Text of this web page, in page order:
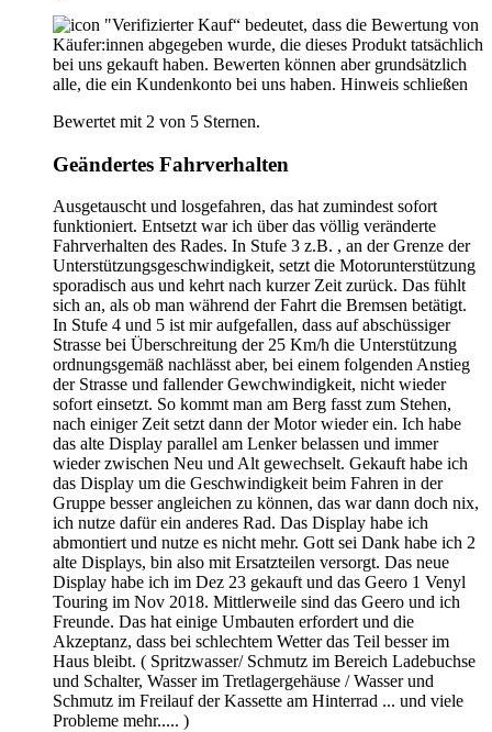
"Verifizierter Kauf“ bedeutet, dass die Bewertung von
Käufer:innen abgegeben wurde, die dieses Produkt tatsächlich
bei uns gekauft haben. Bewerten können aber grundsätzlich
alle, die ein Kundenkonto bei uns haben. Hinweis schließen
Bewertet mit 2 von 5 Sternen.
Geändertes Fahrverhalten
Ausgetauscht und losgefahren, das hat zumindest sofort
funktioniert. Entsetzt war ich über das völlig veränderte
Fahrverhalten des Rades. In Stufe 3 z.B. , an der Grenze der
Unterstützungsgeschwindigkeit, setzt die Motorunterstützung
sporadisch aus und kehrt nach kurzer Zeit zurück. Das fühlt
sich an, als ob man während der Fahrt die Bremsen betätigt.
In Stufe 4 und 5 ist mir aufgefallen, dass auf abschüssiger
Strasse bei Überschreitung der 25 Km/h die Unterstützung
ordnungsgemäß nachlässt aber, bei einem folgenden Anstieg
der Strasse und fallender Gewchwindigkeit, nicht wieder
sofort einsetzt. So kommt man am Berg fasst zum Stehen,
nach einiger Zeit setzt dann der Motor wieder ein. Ich habe
das alte Display parallel am Lenker belassen und immer
wieder zwischen Neu und Alt gewechselt. Gekauft habe ich
das Display um die Geschwindigkeit beim Fahren in der
Gruppe besser angleichen zu können, das war dann doch nix,
ich nutze dafür ein anderes Rad. Das Display habe ich
abmontiert und nutze es nicht mehr. Gott sei Dank habe ich 2
alte Displays, bin also mit Ersatzteilen versorgt. Das neue
Display habe ich im Dez 23 gekauft und das Geero 1 Venyl
Touring im Nov 2018. Mittlerweile sind das Geero und ich
Freunde. Das hat einige Umbauten erfordert und die
Akzeptanz, dass bei schlechtem Wetter das Teil besser im
Haus bleibt. ( Spritzwasser/ Schmutz im Bereich Ladebuchse
und Schalter, Wasser im Tretlagergehäuse / Wasser und
Schmutz im Freilauf der Kassette am Hinterrad ... und viele
Probleme mehr..... )